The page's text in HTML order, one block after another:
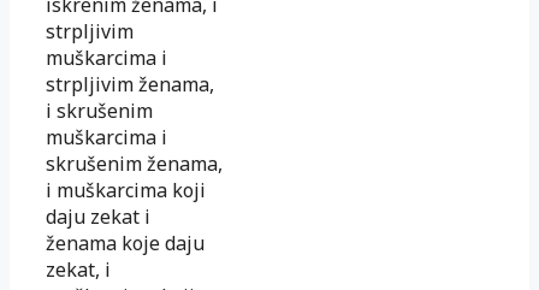
strpljivim
muškarcima i
strpljivim ženama,
i skrušenim
muškarcima i
skrušenim ženama,
i muškarcima koji
daju zekat i
ženama koje daju
zekat, i